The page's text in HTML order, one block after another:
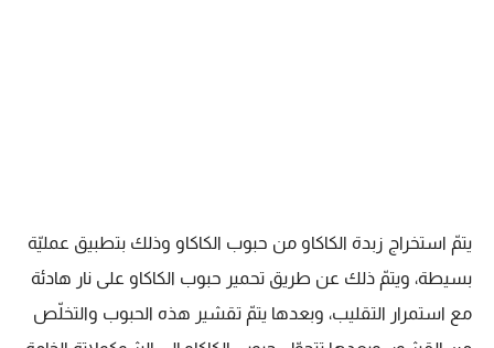
يتمّ استخراج زبدة الكاكاو من حبوب الكاكاو وذلك بتطبيق عمليّة
بسيطة، ويتمّ ذلك عن طريق تحمير حبوب الكاكاو على نار هادئة
مع استمرار التقليب، وبعدها يتمّ تقشير هذه الحبوب والتخلّص